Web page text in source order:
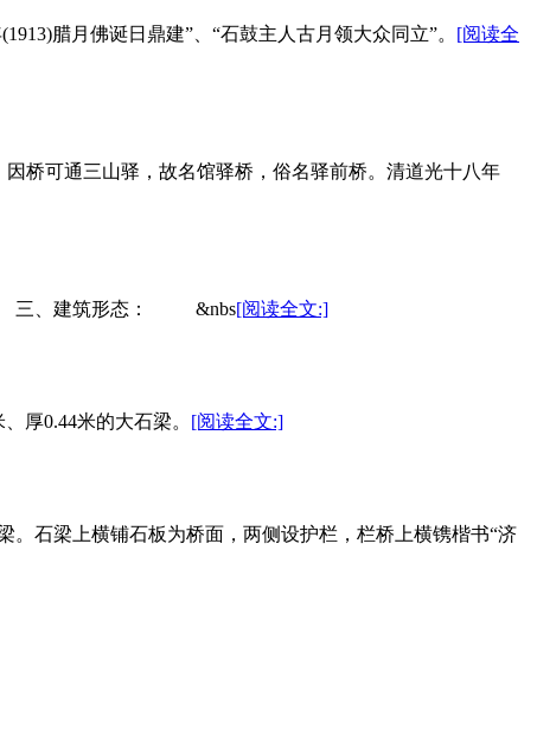
腊月佛诞日鼎建”、“石鼓主人古月领大众同立”。 [阅读全
桥可通三山驿，故名馆驿桥，俗名驿前桥。清道光十八年
。 三、建筑形态： &nbs[阅读全文:]
厚0.44米的大石梁。 [阅读全文:]
。石梁上横铺石板为桥面，两侧设护栏，栏桥上横镌楷书“济